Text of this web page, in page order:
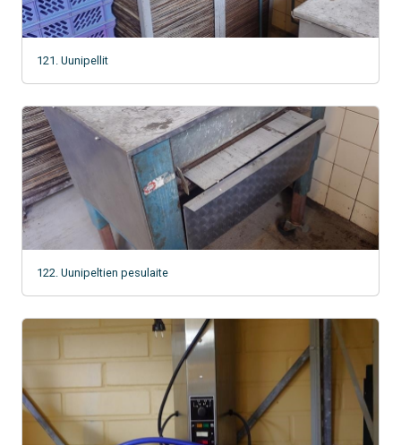
121. Uunipellit
122. Uunipeltien pesulaite